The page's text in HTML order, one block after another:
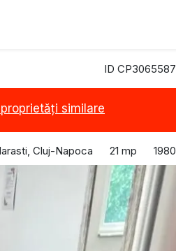
ID CP3065587
similare
Cluj-Napoca 21 mp 1980